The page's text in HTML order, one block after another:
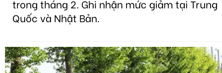
trong tháng 2. Ghi nhận mức giảm tại Trung
Quốc và Nhật Bản.